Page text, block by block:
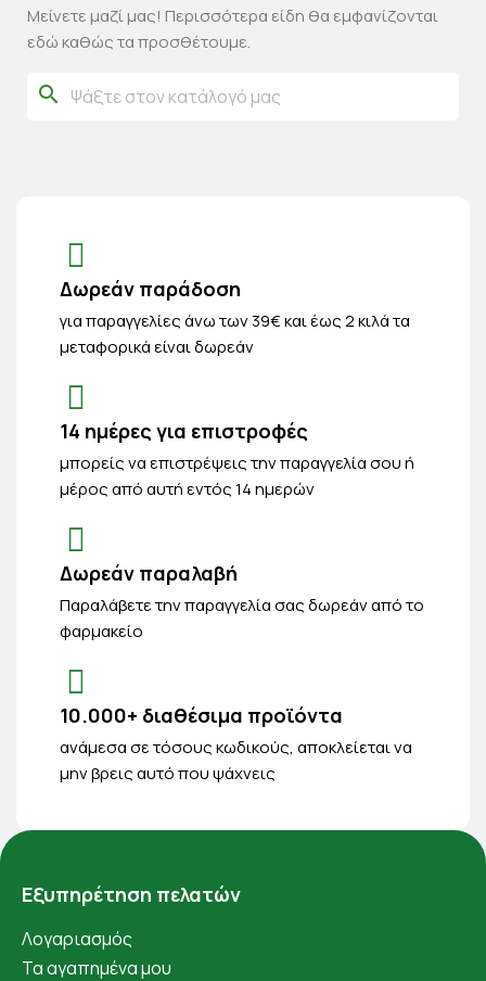
Μείνετε μαζί μας! Περισσότερα είδη θα εμφανίζονται
εδώ καθώς τα προσθέτουμε.
search
Δωρεάν παράδοση
για παραγγελίες άνω των 39€ και έως 2 κιλά τα
μεταφορικά είναι δωρεάν
14 ημέρες για επιστροφές
μπορείς να επιστρέψεις την παραγγελία σου ή
μέρος από αυτή εντός 14 ημερών
Δωρεάν παραλαβή
Παραλάβετε την παραγγελία σας δωρεάν από το
φαρμακείο
10.000+ διαθέσιμα προϊόντα
ανάμεσα σε τόσους κωδικούς, αποκλείεται να
μην βρεις αυτό που ψάχνεις
Εξυπηρέτηση πελατών
Λογαριασμός
Τα αγαπημένα μου